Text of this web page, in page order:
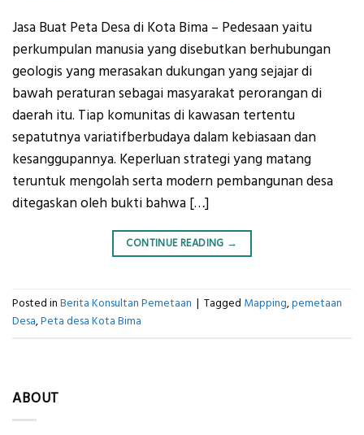
Jasa Buat Peta Desa di Kota Bima – Pedesaan yaitu
perkumpulan manusia yang disebutkan berhubungan
geologis yang merasakan dukungan yang sejajar di
bawah peraturan sebagai masyarakat perorangan di
daerah itu. Tiap komunitas di kawasan tertentu
sepatutnya variatifberbudaya dalam kebiasaan dan
kesanggupannya. Keperluan strategi yang matang
teruntuk mengolah serta modern pembangunan desa
ditegaskan oleh bukti bahwa […]
CONTINUE READING →
Posted in Berita Konsultan Pemetaan | Tagged Mapping,pemetaan
Desa,Peta desa Kota Bima
ABOUT